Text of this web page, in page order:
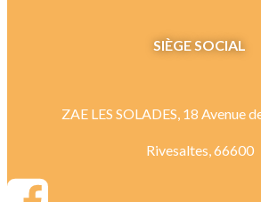
SIÈGESOCIAL
ZAE LES SOLADES, 18 Avenue
Rivesaltes, 66600